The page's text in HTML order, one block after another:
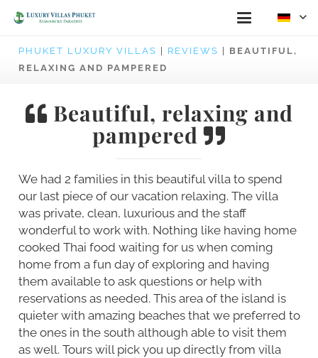
PHUKET LUXURY VILLAS REVIEWS
BEAUTIFUL,
RELAXING AND PAMPERED
Beautiful, relaxing and
pampered
We had 2 families in this beautiful villa to spend
our last piece of our vacation relaxing. The villa
was private, clean, luxurious and the staff
wonderful to work with. Nothing like having home
cooked Thai food waiting for us when coming
home from a fun day of exploring and having
them available to ask questions or help with
reservations as needed. This area of the island is
quieter with amazing beaches that we preferred to
the ones in the south although able to visit them
as well. Tours will pick you up directly from villa